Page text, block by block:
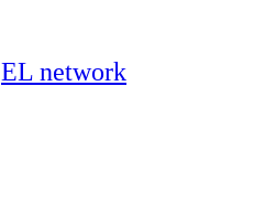
EL network